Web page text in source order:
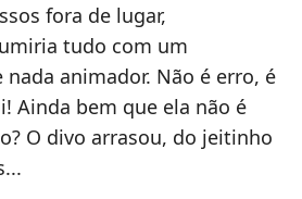
fora de lugar,
tudo com um
animador. Não é erro, é
Ainda bem que ela não é
O divo arrasou, do jeitinho